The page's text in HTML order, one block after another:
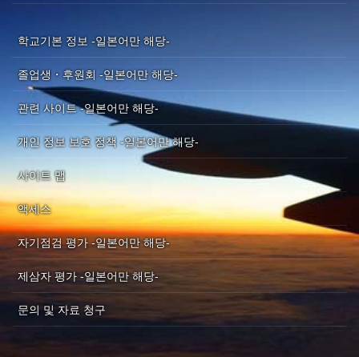
학교기본 정보 -일본어만 해당-
졸업생・후원회 -일본어만 해당-
관련 사이트 -일본어만 해당-
개인 정보 보호 정책 -일본어만 해당-
사이트 맵
액세스
자기점검 평가 -일본어만 해당-
제삼자 평가 -일본어만 해당-
문의 및 자료 청구